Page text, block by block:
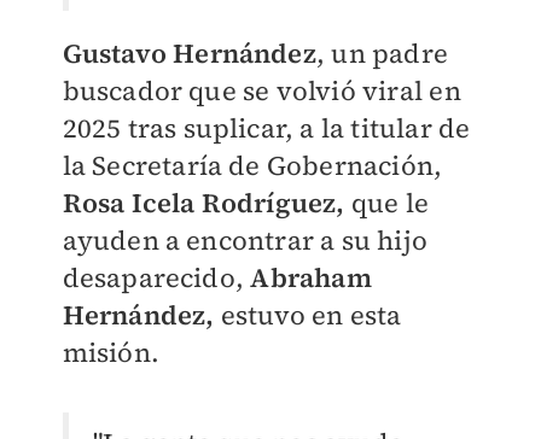
Gustavo Hernández, un padre
buscador que se volvió viral en
2025 tras suplicar, a la titular de
la Secretaría de Gobernación,
Rosa Icela Rodríguez, que le
ayuden a encontrar a su hijo
desaparecido,Abraham
Hernández, estuvo en esta
misión.